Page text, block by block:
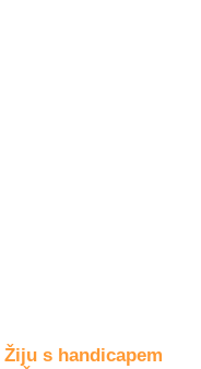
Žiju s handicapem